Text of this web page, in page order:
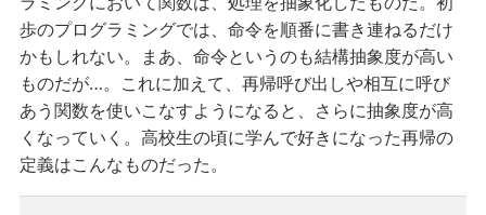
歩のプログラミングでは、命令を順番に書き連ねるだけ
かもしれない。まあ、命令というのも結構抽象度が高い
ものだが…。これに加えて、再帰呼び出しや相互に呼び
あう関数を使いこなすようになると、さらに抽象度が高
くなっていく。高校生の頃に学んで好きになった再帰の
定義はこんなものだった。